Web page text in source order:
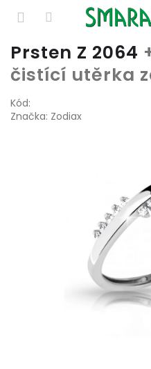
Přejít
obsah
Prsten Z 2064
čistící utěrka
Kód:
Značka: Zodiax